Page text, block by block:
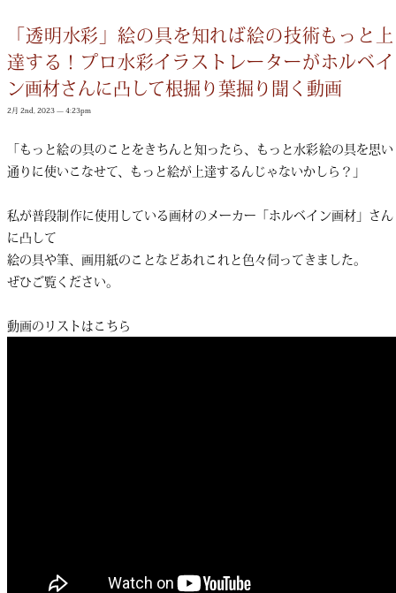
「透明水彩」絵の具を知れば絵の技術もっと上
達する！プロ水彩イラストレーターがホルベイ
ン画材さんに凸して根掘り葉掘り聞く動画
2月 2nd, 2023 — 4:23pm
「もっと絵の具のことをきちんと知ったら、もっと水彩絵の具を思い
通りに使いこなせて、もっと絵が上達するんじゃないかしら？」
私が普段制作に使用している画材のメーカー「ホルベイン画材」さん
に凸して
絵の具や筆、画用紙のことなどあれこれと色々伺ってきました。
ぜひご覧ください。
動画のリストはこちら